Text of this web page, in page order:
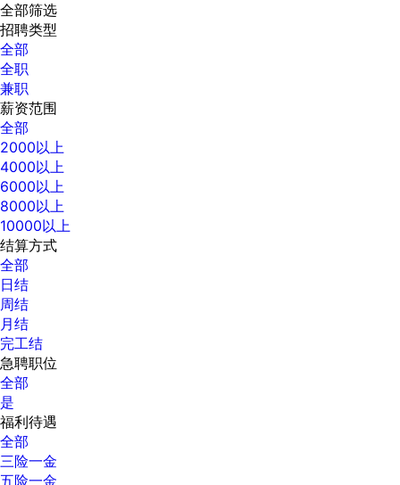
全部筛选
招聘类型
全部
全职
兼职
薪资范围
全部
2000以上
4000以上
6000以上
8000以上
10000以上
结算方式
全部
日结
周结
月结
完工结
急聘职位
全部
是
福利待遇
全部
三险一金
五险一金